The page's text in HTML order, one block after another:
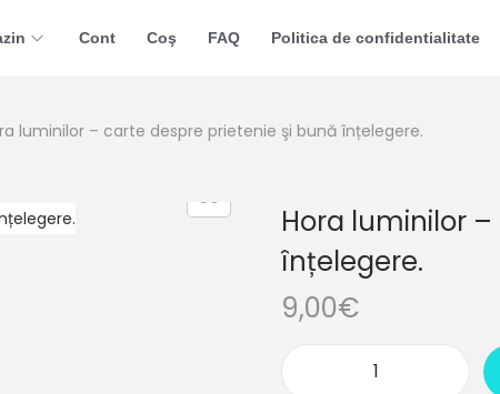
Cont Coş FAQ Politica de confidentialitate
luminilor – carte despre prietenie şi bună înțelegere.
Hora luminilor
înțelegere.
9,00€